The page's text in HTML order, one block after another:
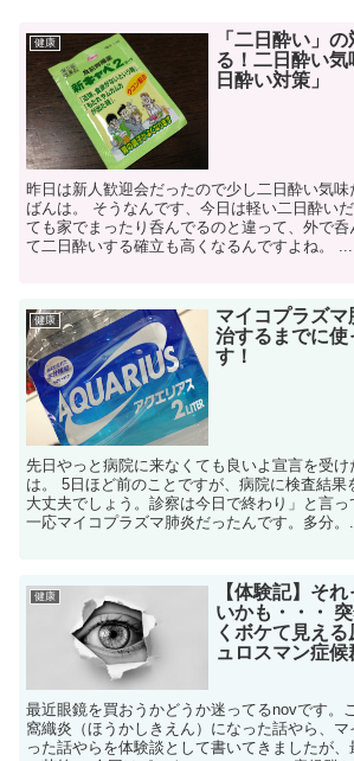
健康
「二日酔い」
る！二日酔い
日酔い対策」
昨日は新人歓迎会だったので少し二日酔い気
ばんは。 そうなんです、今日は軽い二日酔い
ても家でまったり呑んでるのと違って、外で呑
て二日酔いする確立も高くなるんですよね。 ...
健康
マイコプラズ
治するまでに使
す！
先日やっと病院に来なくても良いよ宣言を受
は。 5日ほど前のことですが、病院に検査結果
大丈夫でしょう。診察は今日で終わり」と言っ
一応マイコプラズマ肺炎だったんです。多分。...
健康
【体験記】そ
いかも・・・
くボケて見え
ュロスマン症候
最近眼鏡を買おうかどうか迷ってるnovです。
窩織炎（ほうかしきえん）になった話やら、
った話やらを体験談として書いてきましたが